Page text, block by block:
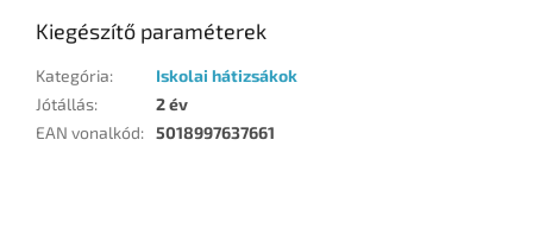
Kiegészítő paraméterek
Kategória:
Iskolai hátizsákok
Jótállás:
2 év
EAN vonalkód: 5018997637661